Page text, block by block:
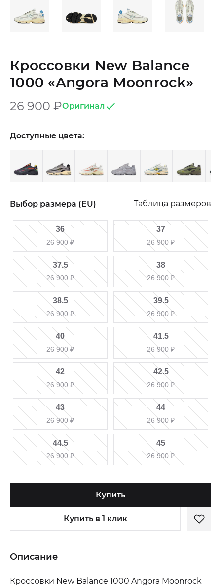
Кроссовки New Balance
1000 «Angora Moonrock»
26 900 ₽Оригинал
Доступные цвета:
Выбор размера (EU) Таблица размеров
36
26 900 ₽
37
26 900 ₽
37.5
26 900 ₽
38
26 900 ₽
38.5
26 900 ₽
39.5
26 900 ₽
40
26 900 ₽
41.5
26 900 ₽
42
26 900 ₽
42.5
26 900 ₽
43
26 900 ₽
44
26 900 ₽
44.5
26 900 ₽
45
26 900 ₽
Купить
Купить в 1 клик
Описание
Кроссовки New Balance 1000 Angora Moonrock